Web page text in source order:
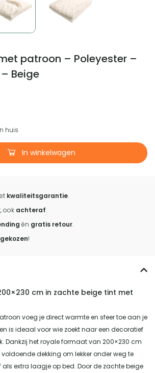
patroon – Poleyester –
Beige
huis
In winkelwagen
kwaliteitsgarantie.
ook achteraf.
én gratis retour.
!
cm in zachte beige tint met
voeg je direct warmte en sfeer toe aan je
is ideaal voor wie zoekt naar een decoratief
Dankzij het royale formaat van 200×230 cm
dekking om lekker onder weg te
als extra laagje op bed. Door de zachte beige